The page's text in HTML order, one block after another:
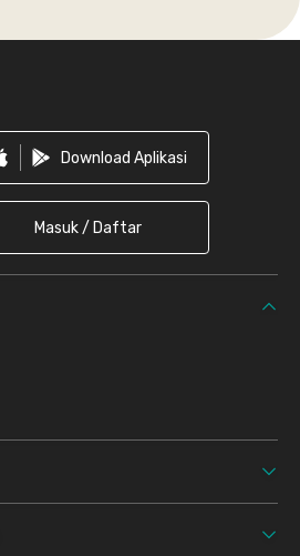
Download Aplikasi
Masuk / Daftar